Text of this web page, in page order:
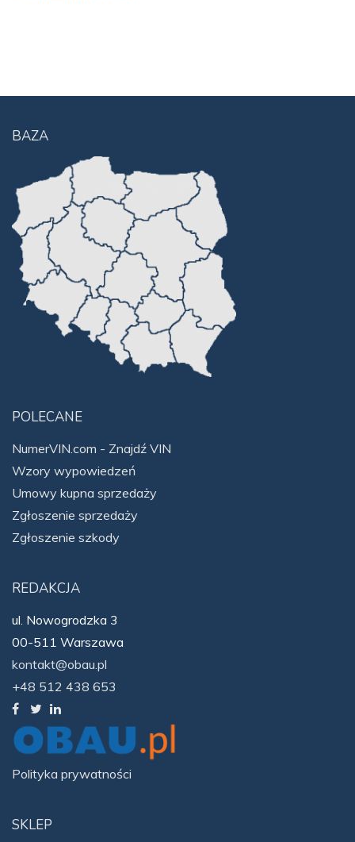
SKLEP
BAZA
POLECANE
NumerVIN.com - Znajdź VIN
Wzory wypowiedzeń
Umowy kupna sprzedaży
Zgłoszenie sprzedaży
Zgłoszenie szkody
REDAKCJA
ul. Nowogrodzka 3
00-511 Warszawa
kontakt@obau.pl
+48 512 438 653
Polityka prywatności